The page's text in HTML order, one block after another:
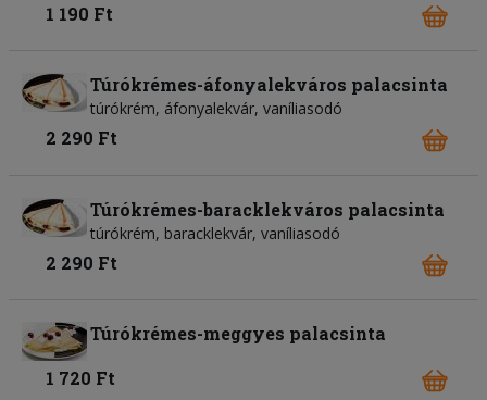
1 190 Ft
Túrókrémes-áfonyalekváros palacsinta
túrókrém, áfonyalekvár, vaníliasodó
2 290 Ft
Túrókrémes-baracklekváros palacsinta
túrókrém, baracklekvár, vaníliasodó
2 290 Ft
Túrókrémes-meggyes palacsinta
1 720 Ft